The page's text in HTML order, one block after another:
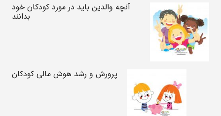
آنچه والدین باید در مورد کودکان خود
بدانند
پرورش و رشد هوش مالی کودکان